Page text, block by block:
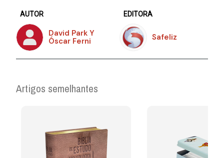
AUTOR
David Park Y
Óscar Ferni
EDITORA
Safeliz
Artigos semelhantes